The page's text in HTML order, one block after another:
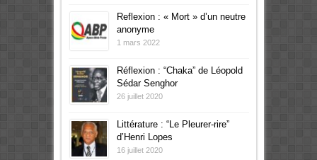
Reflexion : « Mort » d’un neutre
anonyme
1 mars 2022
Réflexion : “Chaka” de Léopold
Sédar Senghor
26 juillet 2020
Littérature : “Le Pleurer-rire”
d’Henri Lopes
16 juillet 2020